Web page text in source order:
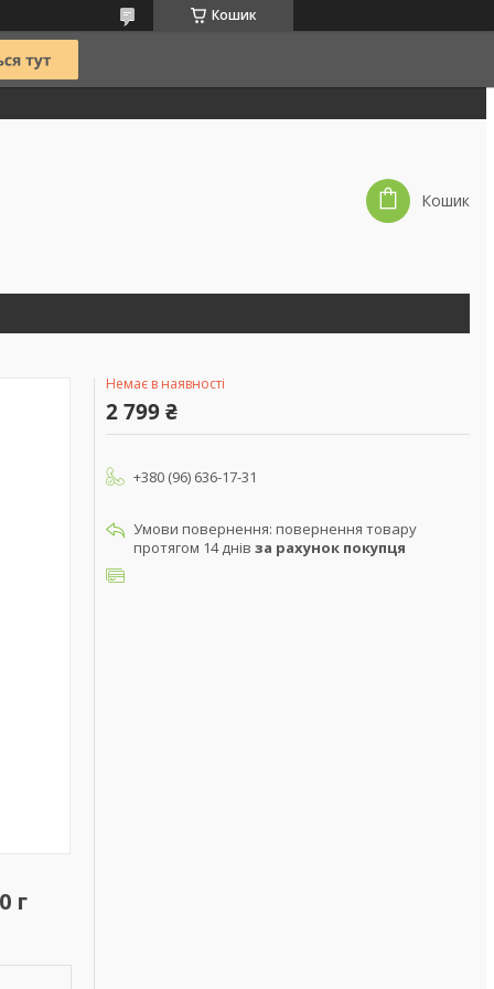
Кошик
Кошик
г
Немає в наявності
2 799 ₴
+380 (96) 636-17-31
повернення товару
протягом 14 днів за рахунок покупця